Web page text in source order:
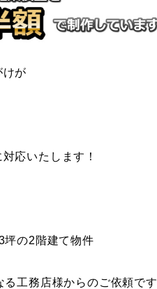
けが
応いたします！
坪の2階建て物件
工務店様からのご依頼です